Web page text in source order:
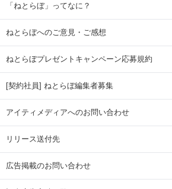
「ねとらぼ」ってなに？
ねとらぼへのご意見・ご感想
ねとらぼプレゼントキャンペーン応募規約
[契約社員] ねとらぼ編集者募集
アイティメディアへのお問い合わせ
リリース送付先
広告掲載のお問い合わせ